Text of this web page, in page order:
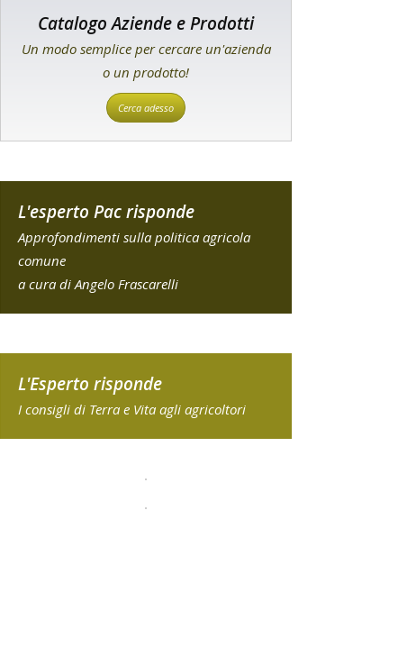
Catalogo Aziende e Prodotti
Un modo semplice per cercare un'azienda
o un prodotto!
Cerca adesso
L'esperto Pac risponde
Approfondimenti sulla politica agricola
comune
a cura di Angelo Frascarelli
L'Esperto risponde
I consigli di Terra e Vita agli agricoltori